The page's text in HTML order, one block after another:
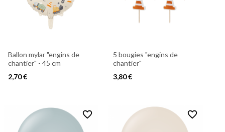
Ballon mylar "engins de
chantier" - 45 cm
2,70 €
5 bougies "engins de
chantier"
3,80 €
favorite_border favorite_border